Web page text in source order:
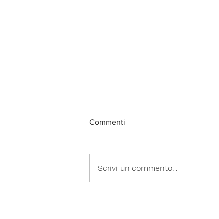
Commenti
Scrivi un commento...